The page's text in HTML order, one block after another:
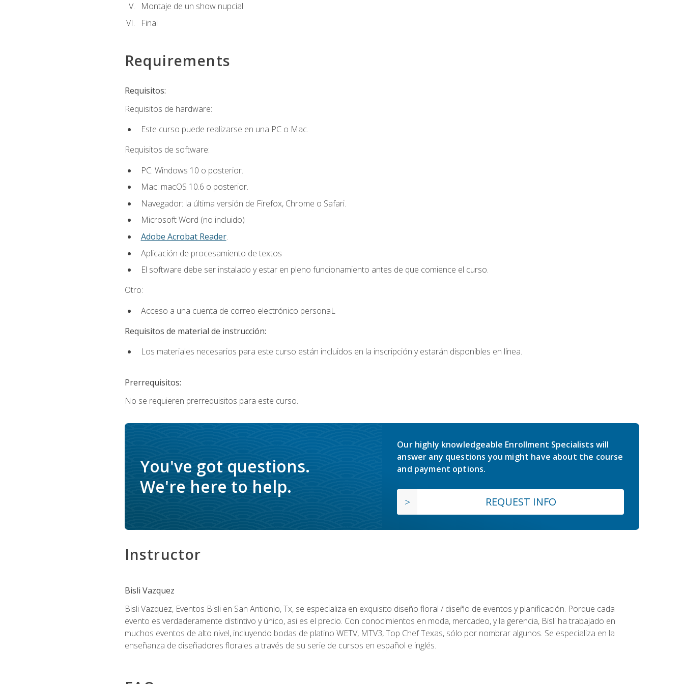
Montaje de un show nupcial
Final
Requirements
Requisitos:
Requisitos de hardware:
Este curso puede realizarse en una PC o Mac.
Requisitos de software:
PC: Windows 10 o posterior.
Mac: macOS 10.6 o posterior.
Navegador: la última versión de Firefox, Chrome o Safari.
Microsoft Word (no incluido)
Adobe Acrobat Reader.
Aplicación de procesamiento de textos
El software debe ser instalado y estar en pleno funcionamiento antes de que comience el curso.
Otro:
Acceso a una cuenta de correo electrónico personaL
Requisitos de material de instrucción:
Los materiales necesarios para este curso están incluidos en la inscripción y estarán disponibles en línea.
Prerrequisitos:
No se requieren prerrequisitos para este curso.
You've got questions.
We're here to help.
Our highly knowledgeable Enrollment Specialists will
answer any questions you might have about the course
and payment options.
REQUEST INFO
Instructor
Bisli Vazquez
Bisli Vazquez, Eventos Bisli en San Antionio, Tx, se especializa en exquisito diseño floral / diseño de eventos y planificación. Porque cada
evento es verdaderamente distintivo y único, asi es el precio. Con conocimientos en moda, mercadeo, y la gerencia, Bisli ha trabajado en
muchos eventos de alto nivel, incluyendo bodas de platino WETV, MTV3, Top Chef Texas, sólo por nombrar algunos. Se especializa en la
enseñanza de diseñadores florales a través de su serie de cursos en español e inglés.